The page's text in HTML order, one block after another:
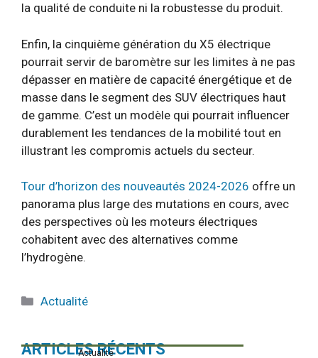
la qualité de conduite ni la robustesse du produit.
Enfin, la cinquième génération du X5 électrique
pourrait servir de baromètre sur les limites à ne pas
dépasser en matière de capacité énergétique et de
masse dans le segment des SUV électriques haut
de gamme. C’est un modèle qui pourrait influencer
durablement les tendances de la mobilité tout en
illustrant les compromis actuels du secteur.
Tour d’horizon des nouveautés 2024-2026 offre un
panorama plus large des mutations en cours, avec
des perspectives où les moteurs électriques
cohabitent avec des alternatives comme
l’hydrogène.
Catégories
Actualité
ARTICLES RÉCENTS
Actualité